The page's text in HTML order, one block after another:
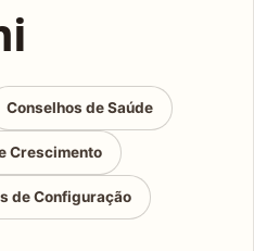
Conselhos de Saúde
Crescimento
de Configuração